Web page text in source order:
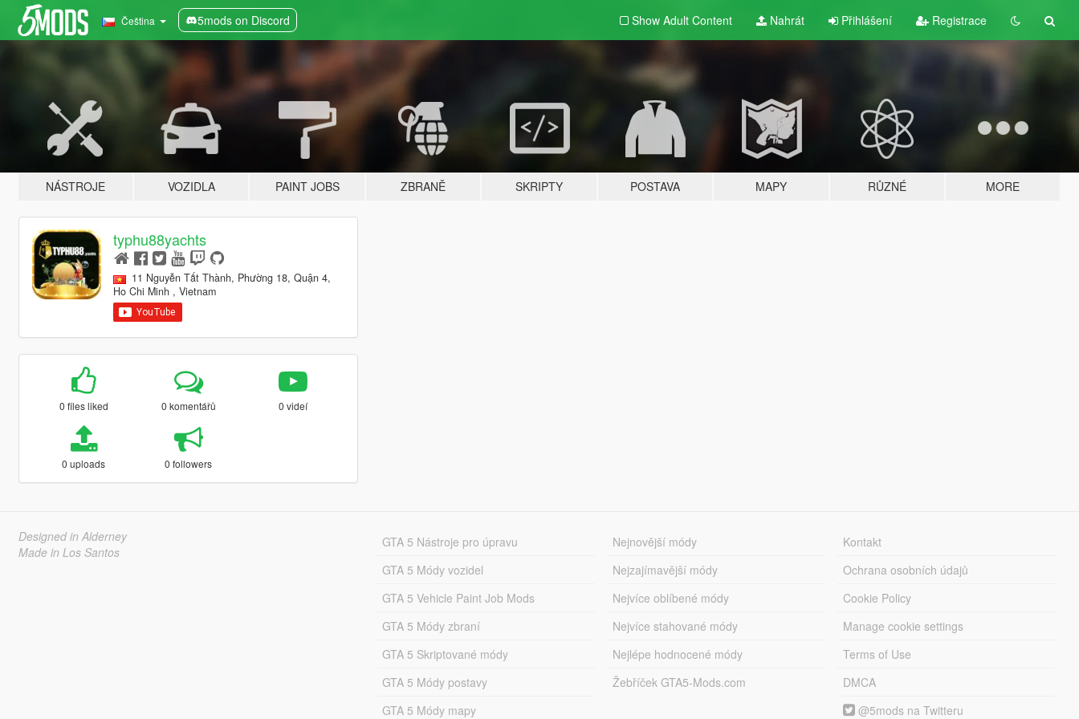
Čeština 5mods on Discord Show Adult Content Nahrát Přihlášení Registrace
NÁSTROJE VOZIDLA PAINT JOBS ZBRANĚ SKRIPTY POSTAVA MAPY RŮZNÉ MORE
typhu88yachts
11 Nguyễn Tất Thành, Phường 18, Quận 4,
Ho Chi Minh , Vietnam
0 files liked 0 komentářů 0 videí
0 uploads 0 followers
Designed in Alderney
Made in Los Santos
GTA 5 Nástroje pro úpravu
GTA 5 Módy vozidel
GTA 5 Vehicle Paint Job Mods
GTA 5 Módy zbraní
GTA 5 Skriptované módy
GTA 5 Módy postavy
GTA 5 Módy mapy
Nejnovější módy
Nejzajímavější módy
Nejvíce oblíbené módy
Nejvíce stahované módy
Nejlépe hodnocené módy
Žebříček GTA5-Mods.com
Kontakt
Ochrana osobních údajů
Cookie Policy
Manage cookie settings
Terms of Use
DMCA
@5mods na Twitteru